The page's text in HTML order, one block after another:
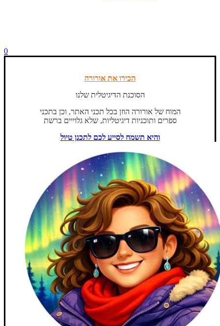
0
הכירו את אורורה
הסוכנת הדיגיטלית שלנו
המוח של אורורה הוזן בכל תכני האתר, וכן בתכני
ספרים ותוכניות דיגיטליות, שלא גלוייים ברשת
והיא תשמח לסייע לכם לתכנן טיול